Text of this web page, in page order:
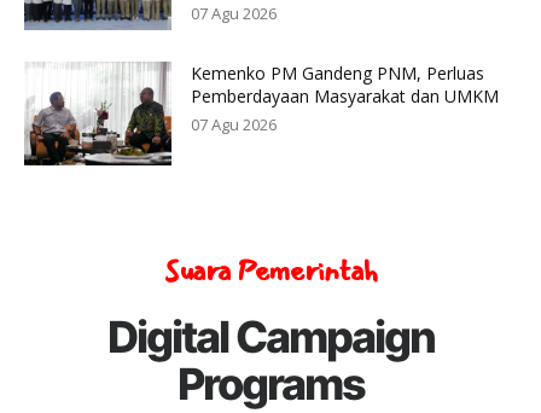
07 Agu 2026
Kemenko PM Gandeng PNM, Perluas
Pemberdayaan Masyarakat dan UMKM
07 Agu 2026
Suara Pemerintah
Digital Campaign
Programs